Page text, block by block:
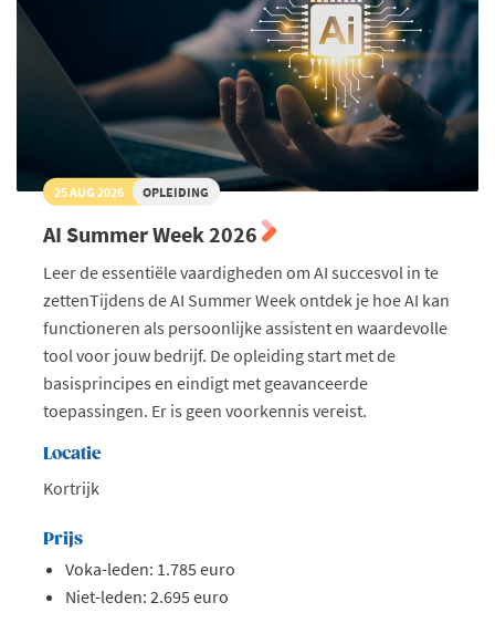
25 AUG 2026 OPLEIDING
AI Summer Week 2026
Leer de essentiële vaardigheden om AI succesvol in te
zettenTijdens de AI Summer Week ontdek je hoe AI kan
functioneren als persoonlijke assistent en waardevolle
tool voor jouw bedrijf. De opleiding start met de
basisprincipes en eindigt met geavanceerde
toepassingen. Er is geen voorkennis vereist.
Locatie
Kortrijk
Prijs
Voka-leden: 1.785 euro
Niet-leden: 2.695 euro